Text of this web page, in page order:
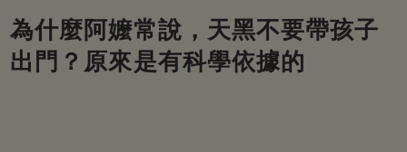
為什麼阿嬤常說，天黑不要帶孩子
出門？原來是有科學依據的